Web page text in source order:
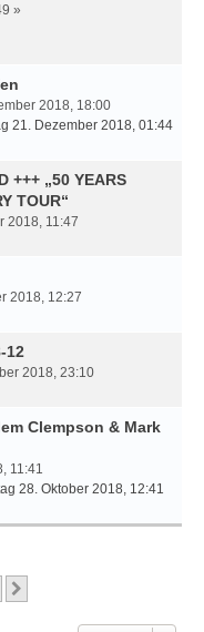
»
2018, 18:00
21. Dezember 2018, 01:44
+++ „50 YEARS
TOUR“
2018, 11:47
2018, 12:27
12
2018, 23:10
Clempson & Mark
11:41
28. Oktober 2018, 12:41